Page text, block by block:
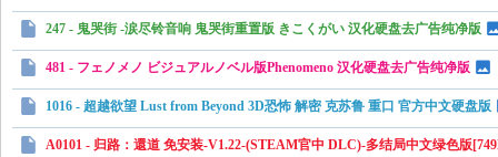
247 - 鬼哭街 -涙尽铃音响 鬼哭街重置版 きこくがい 汉化硬盘去广告纯净版
481 - フェノメノ ビジュアルノベル版Phenomeno 汉化硬盘去广告纯净版
1016 - 超越欲望 Lust from Beyond 3D恐怖 解密 克苏鲁 重口 官方中文硬盘版
A0101 - 归路：還道 免安装-V1.22-(STEAM官中 DLC)-多结局中文绿色版